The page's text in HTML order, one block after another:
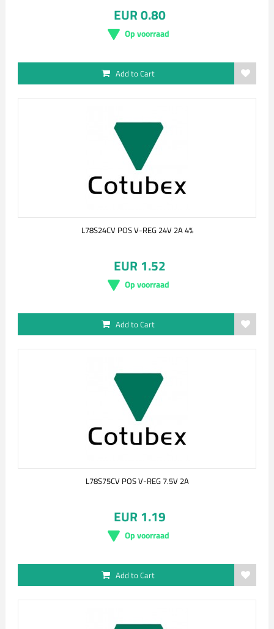
EUR 0.80
Op voorraad
Add to Cart
L78S24CV POS V-REG 24V 2A 4%
EUR 1.52
Op voorraad
Add to Cart
L78S75CV POS V-REG 7.5V 2A
EUR 1.19
Op voorraad
Add to Cart